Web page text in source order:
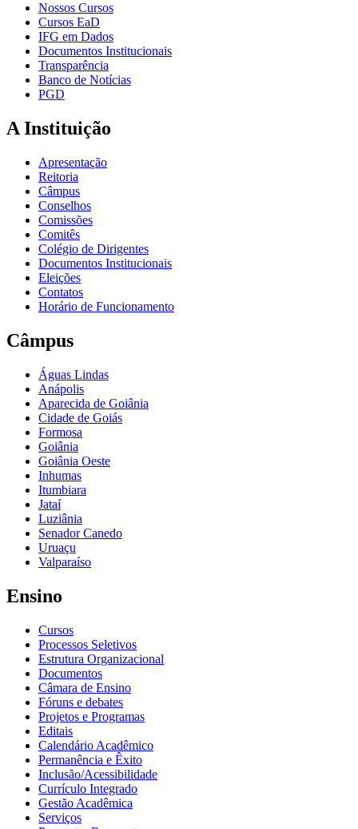
Nossos Cursos
Cursos EaD
IFG em Dados
Documentos Institucionais
Transparência
Banco de Notícias
PGD
A Instituição
Apresentação
Reitoria
Câmpus
Conselhos
Comissões
Comitês
Colégio de Dirigentes
Documentos Institucionais
Eleições
Contatos
Horário de Funcionamento
Câmpus
Águas Lindas
Anápolis
Aparecida de Goiânia
Cidade de Goiás
Formosa
Goiânia
Goiânia Oeste
Inhumas
Itumbiara
Jataí
Luziânia
Senador Canedo
Uruaçu
Valparaíso
Ensino
Cursos
Processos Seletivos
Estrutura Organizacional
Documentos
Câmara de Ensino
Fóruns e debates
Projetos e Programas
Editais
Calendário Acadêmico
Permanência e Êxito
Inclusão/Acessibilidade
Currículo Integrado
Gestão Acadêmica
Serviços